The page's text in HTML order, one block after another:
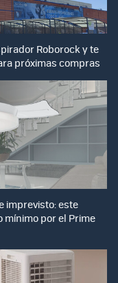
Roborock y te
próximas compras
imprevisto: este
mínimo por el Prime